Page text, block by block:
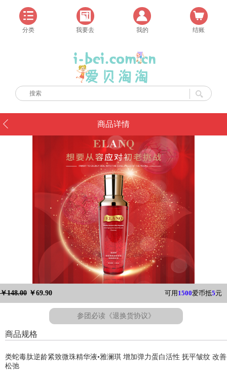
分类 我要去 我的 结账
商品详情
￥148.00 ￥69.90 可用1500爱币抵5元
参团必读《退换货协议》
商品规格
类蛇毒肽逆龄紧致微珠精华液•雅澜琪 增加弹力蛋白活性 抚平皱纹 改善
松弛